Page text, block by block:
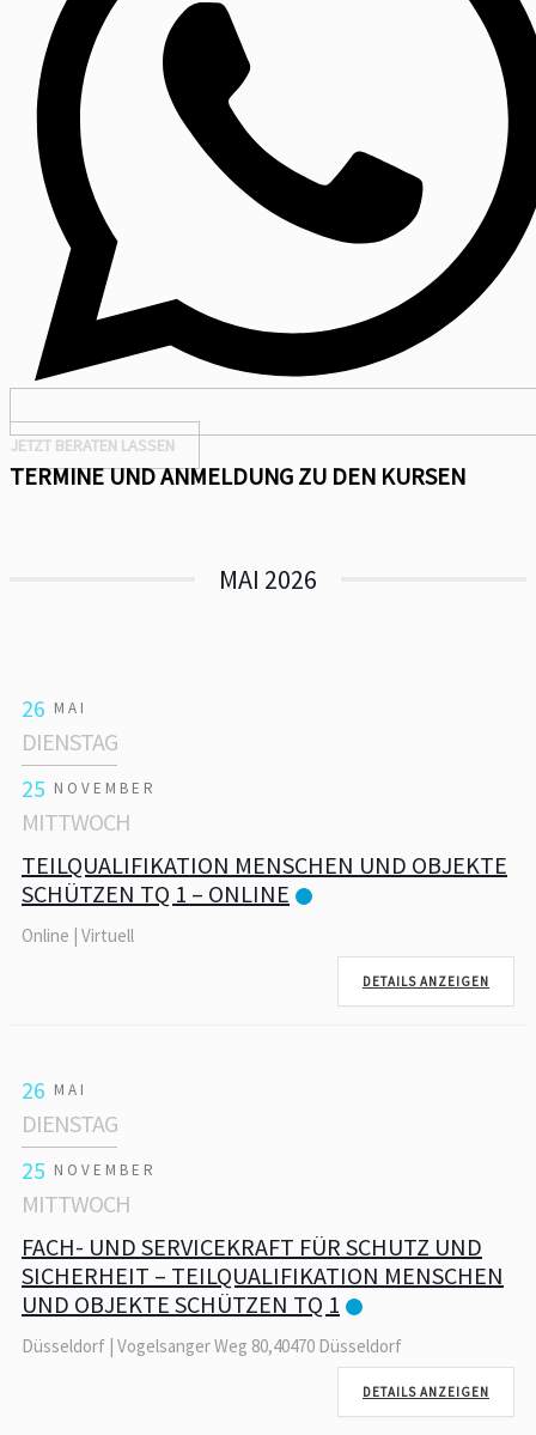
JETZT BERATEN LASSEN
TERMINE UND ANMELDUNG ZU DEN KURSEN
MAI 2026
26 MAI
DIENSTAG
25 NOVEMBER
MITTWOCH
TEILQUALIFIKATION MENSCHEN UND OBJEKTE
SCHÜTZEN TQ 1 – ONLINE
Online | Virtuell
DETAILS ANZEIGEN
26 MAI
DIENSTAG
25 NOVEMBER
MITTWOCH
FACH- UND SERVICEKRAFT FÜR SCHUTZ UND
SICHERHEIT – TEILQUALIFIKATION MENSCHEN
UND OBJEKTE SCHÜTZEN TQ 1
Düsseldorf | Vogelsanger Weg 80,40470 Düsseldorf
DETAILS ANZEIGEN